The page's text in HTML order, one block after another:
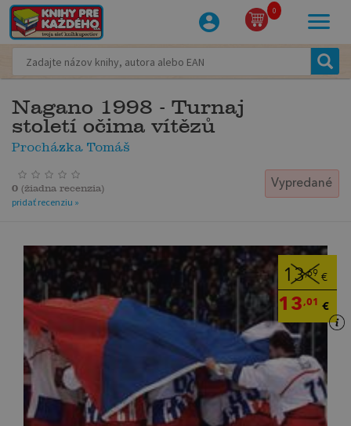
0
Nagano 1998 - Turnaj
století očima vítězů
Procházka Tomáš
Vypredané
0 (žiadna recenzia)
pridať recenziu »
13,69 €
13,01 €